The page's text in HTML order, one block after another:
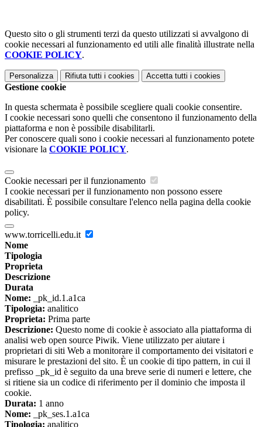
Questo sito o gli strumenti terzi da questo utilizzati si avvalgono di
cookie necessari al funzionamento ed utili alle finalità illustrate nella
COOKIE POLICY.
Personalizza Rifiuta tutti i cookies Accetta tutti i cookies
Gestione cookie
In questa schermata è possibile scegliere quali cookie consentire.
I cookie necessari sono quelli che consentono il funzionamento della
piattaforma e non è possibile disabilitarli.
Per conoscere quali sono i cookie necessari al funzionamento potete
visionare la COOKIE POLICY.
Cookie necessari per il funzionamento
I cookie necessari per il funzionamento non possono essere
disabilitati. È possibile consultare l'elenco nella pagina della cookie
policy.
www.torricelli.edu.it
Nome
Tipologia
Proprieta
Descrizione
Durata
Nome: _pk_id.1.a1ca
Tipologia: analitico
Proprieta: Prima parte
Descrizione: Questo nome di cookie è associato alla piattaforma di
analisi web open source Piwik. Viene utilizzato per aiutare i
proprietari di siti Web a monitorare il comportamento dei visitatori e
misurare le prestazioni del sito. È un cookie di tipo pattern, in cui il
prefisso _pk_id è seguito da una breve serie di numeri e lettere, che
si ritiene sia un codice di riferimento per il dominio che imposta il
cookie.
Durata: 1 anno
Nome: _pk_ses.1.a1ca
Tipologia: analitico